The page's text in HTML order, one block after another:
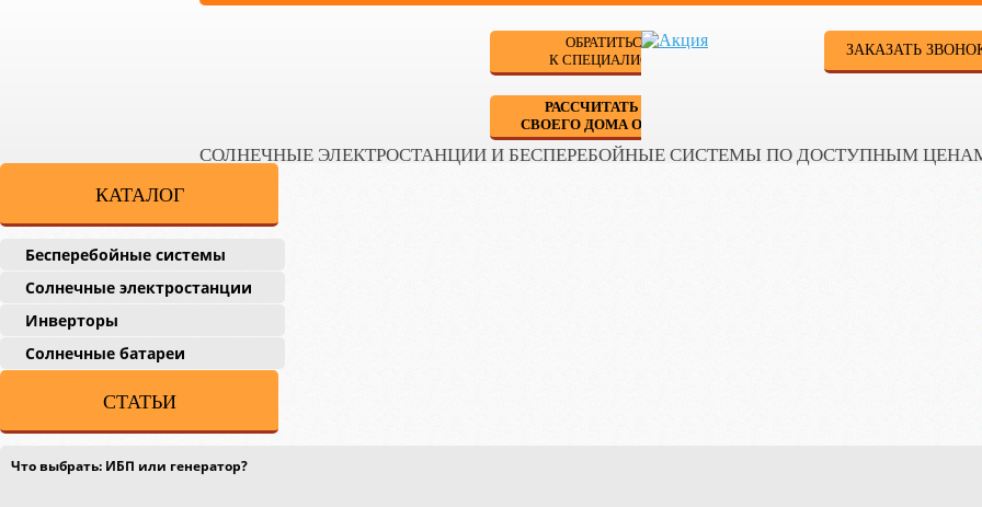
ОБРАТИТЬСЯ
К СПЕЦИАЛИСТУ
РАССЧИТАТЬ ДЛЯ
СВОЕГО ДОМА ОНЛАЙН
ЗАКАЗАТЬ
СОЛНЕЧНЫЕ ЭЛЕКТРОСТАНЦИИ И БЕСПЕРЕБОЙНЫЕ СИСТЕМЫ ПО ДОСТУПНЫМ
КАТАЛОГ
Бесперебойные системы
Солнечные электростанции
Инверторы
Солнечные батареи
СТАТЬИ
Что выбрать: ИБП или генератор?